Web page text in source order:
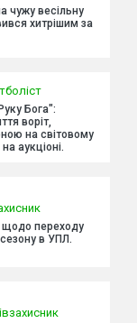
чужу весільну
хитрішим за
Бога":
воріт,
на світовому
аукціоні.
щодо переходу
в УПЛ.